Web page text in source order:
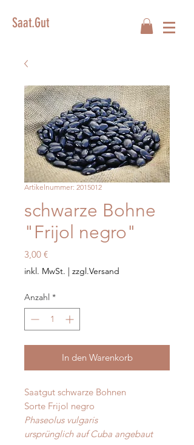
Saat.Gut
Artikelnummer: 2015012
schwarze Bohne
"Frijol negro"
3,00 €Preis
inkl. MwSt. | zzgl.Versand
Anzahl *
In den Warenkorb
Saatgut schwarze Bohnen
Sorte Frijol negro
Phaseolus vulgaris
ursprünglich auf Cuba angebaut